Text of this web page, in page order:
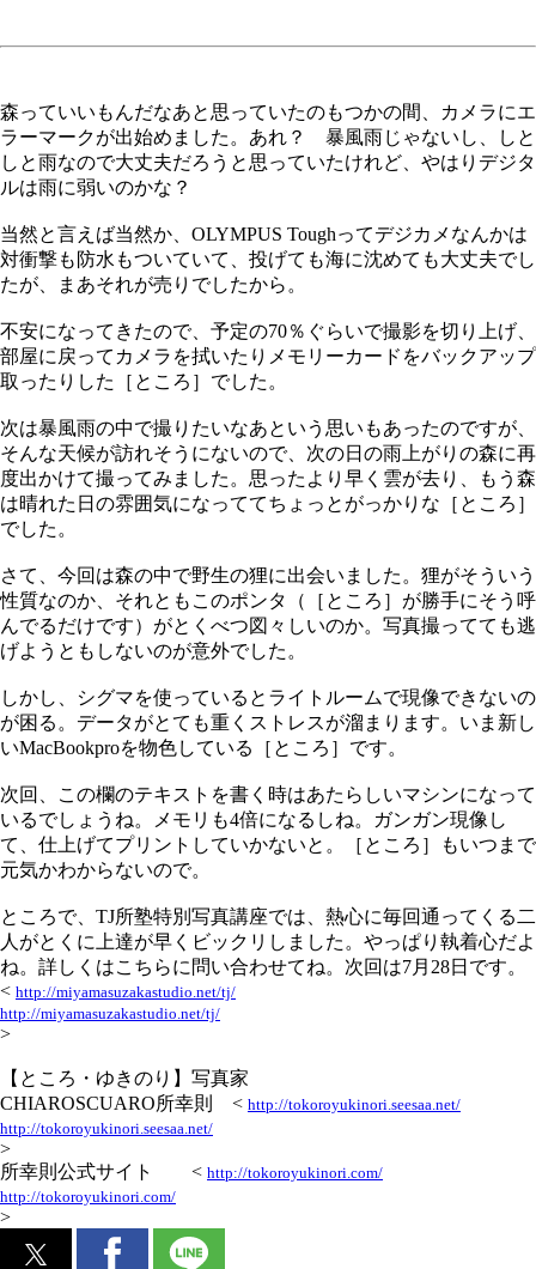
森っていいもんだなあと思っていたのもつかの間、カメラにエ
ラーマークが出始めました。あれ？ 暴風雨じゃないし、しと
しと雨なので大丈夫だろうと思っていたけれど、やはりデジタ
ルは雨に弱いのかな？
当然と言えば当然か、OLYMPUS Toughってデジカメなんかは
対衝撃も防水もついていて、投げても海に沈めても大丈夫でし
たが、まあそれが売りでしたから。
不安になってきたので、予定の70％ぐらいで撮影を切り上げ、
部屋に戻ってカメラを拭いたりメモリーカードをバックアップ
取ったりした［ところ］でした。
次は暴風雨の中で撮りたいなあという思いもあったのですが、
そんな天候が訪れそうにないので、次の日の雨上がりの森に再
度出かけて撮ってみました。思ったより早く雲が去り、もう森
は晴れた日の雰囲気になっててちょっとがっかりな［ところ］
でした。
さて、今回は森の中で野生の狸に出会いました。狸がそういう
性質なのか、それともこのポンタ（［ところ］が勝手にそう呼
んでるだけです）がとくべつ図々しいのか。写真撮ってても逃
げようともしないのが意外でした。
しかし、シグマを使っているとライトルームで現像できないの
が困る。データがとても重くストレスが溜まります。いま新し
いMacBookproを物色している［ところ］です。
次回、この欄のテキストを書く時はあたらしいマシンになって
いるでしょうね。メモリも4倍になるしね。ガンガン現像し
て、仕上げてプリントしていかないと。［ところ］もいつまで
元気かわからないので。
ところで、TJ所塾特別写真講座では、熱心に毎回通ってくる二
人がとくに上達が早くビックリしました。やっぱり執着心だよ
ね。詳しくはこちらに問い合わせてね。次回は7月28日です。
< http://miyamasuzakastudio.net/tj/
http://miyamasuzakastudio.net/tj/
>
【ところ・ゆきのり】写真家
CHIAROSCUARO所幸則 < http://tokoroyukinori.seesaa.net/
http://tokoroyukinori.seesaa.net/
>
所幸則公式サイト < http://tokoroyukinori.com/
http://tokoroyukinori.com/
>